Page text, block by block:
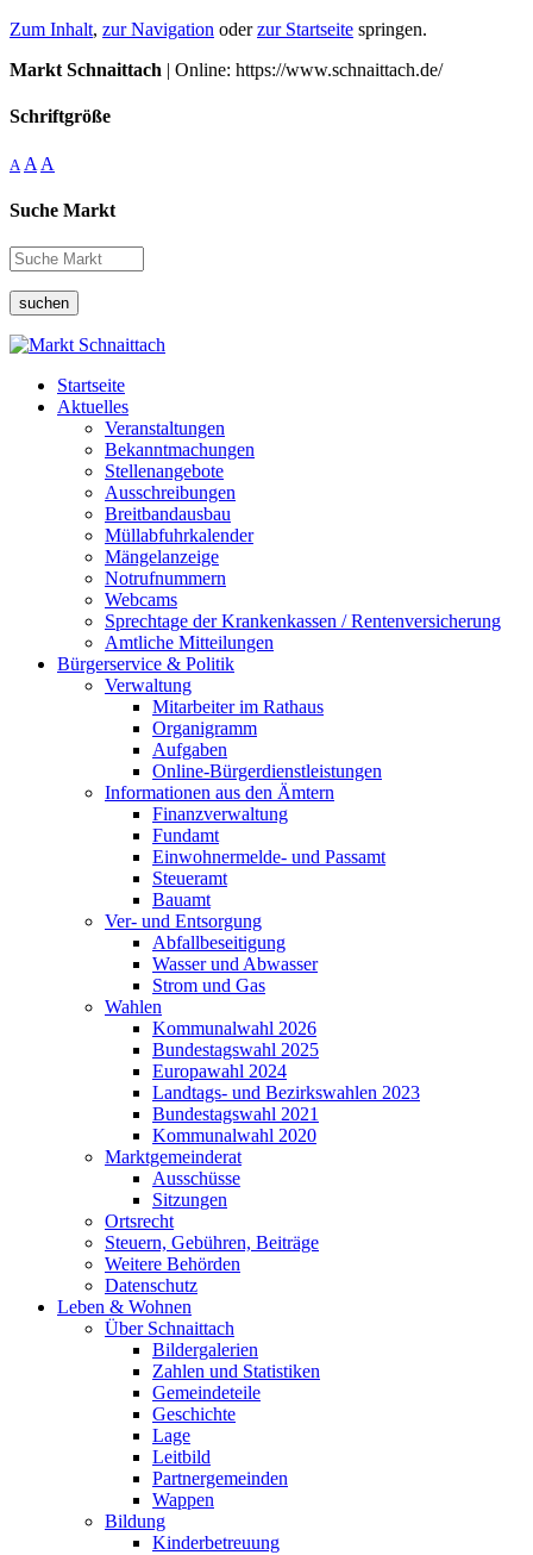
Zum Inhalt, zur Navigation oderzur Startseite springen.
Markt Schnaittach | Online: https://www.schnaittach.de/
Schriftgröße
A A A
Suche Markt
suchen
Startseite
Aktuelles
Veranstaltungen
Bekanntmachungen
Stellenangebote
Ausschreibungen
Breitbandausbau
Müllabfuhrkalender
Mängelanzeige
Notrufnummern
Webcams
Sprechtage der Krankenkassen / Rentenversicherung
Amtliche Mitteilungen
Bürgerservice & Politik
Verwaltung
Mitarbeiter im Rathaus
Organigramm
Aufgaben
Online-Bürgerdienstleistungen
Informationen aus den Ämtern
Finanzverwaltung
Fundamt
Einwohnermelde- und Passamt
Steueramt
Bauamt
Ver- und Entsorgung
Abfallbeseitigung
Wasser und Abwasser
Strom und Gas
Wahlen
Kommunalwahl 2026
Bundestagswahl 2025
Europawahl 2024
Landtags- und Bezirkswahlen 2023
Bundestagswahl 2021
Kommunalwahl 2020
Marktgemeinderat
Ausschüsse
Sitzungen
Ortsrecht
Steuern, Gebühren, Beiträge
Weitere Behörden
Datenschutz
Leben & Wohnen
Über Schnaittach
Bildergalerien
Zahlen und Statistiken
Gemeindeteile
Geschichte
Lage
Leitbild
Partnergemeinden
Wappen
Bildung
Kinderbetreuung